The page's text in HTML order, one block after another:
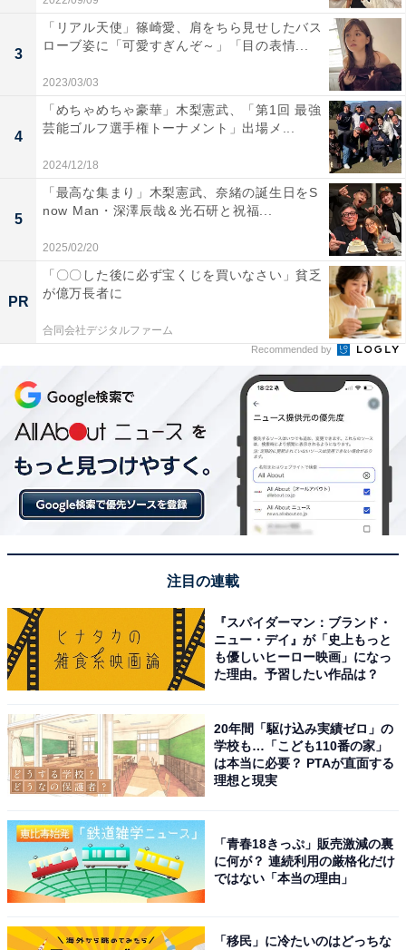
3
「リアル天使」篠崎愛、肩をちら見せしたバス
ローブ姿に「可愛すぎんぞ～」「目の表情...
2023/03/03
4
「めちゃめちゃ豪華」木梨憲武、「第1回 最強
芸能ゴルフ選手権トーナメント」出場メ...
2024/12/18
5
「最高な集まり」木梨憲武、奈緒の誕生日をS
now Man・深澤辰哉＆光石研と祝福...
2025/02/20
PR
「〇〇した後に必ず宝くじを買いなさい」貧乏
が億万長者に
合同会社デジタルファーム
Recommended by
注目の連載
『スパイダーマン：ブランド・
ニュー・デイ』が「史上もっと
も優しいヒーロー映画」になっ
た理由。予習したい作品は？
20年間「駆け込み実績ゼロ」の
学校も…「こども110番の家」
は本当に必要？ PTAが直面する
理想と現実
「青春18きっぷ」販売激減の裏
に何が？ 連続利用の厳格化だけ
ではない「本当の理由」
「移民」に冷たいのはどっちな